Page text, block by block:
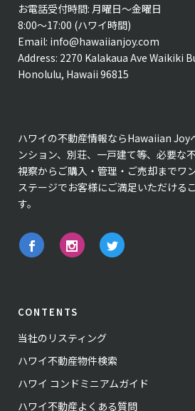
お電話受付時間: 月曜日〜金曜日
8:00〜17:00 (ハワイ時間)
Email: info@hawaiianjoy.com
Address: 2270 Kalakaua Ave Waikiki
Honolulu, Hawaii 96815
ハワイの不動産情報ならHawaiian Joy
ンション、別荘、一戸建て等、必要な
視察からご購入・管理・ご売却までワ
ステージでお客様にご満足いただける
す。
CONTENTS
当社のリスティング
ハワイ不動産物件検索
ハワイ コンドミニアムガイド
ハワイ不動産よくある質問